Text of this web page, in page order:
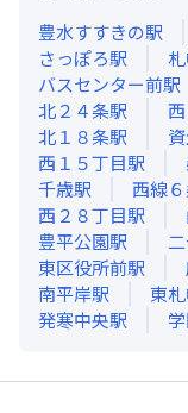
豊水すすきの駅
さっぽろ駅
バスセンター前駅
北２４条駅
北１８条駅
西１５丁目駅
千歳駅 西線
西２８丁目駅
豊平公園駅
東区役所前駅
南平岸駅 東
発寒中央駅